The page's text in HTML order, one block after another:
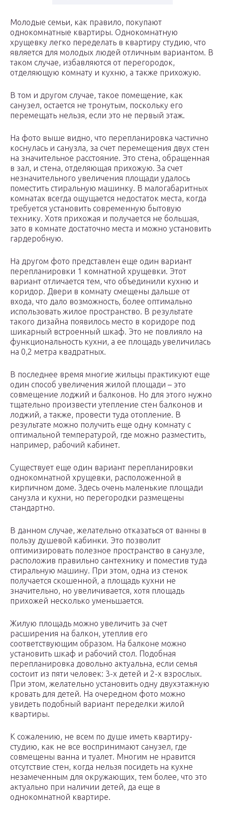
Молодые семьи, как правило, покупают
однокомнатные квартиры. Однокомнатную
хрущевку легко переделать в квартиру студию, что
является для молодых людей отличным вариантом. В
таком случае, избавляются от перегородок,
отделяющую комнату и кухню, а также прихожую.
В том и другом случае, такое помещение, как
санузел, остается не тронутым, поскольку его
перемещать нельзя, если это не первый этаж.
На фото выше видно, что перепланировка частично
коснулась и санузла, за счет перемещения двух стен
на значительное расстояние. Это стена, обращенная
в зал, и стена, отделяющая прихожую. За счет
незначительного увеличения площади удалось
поместить стиральную машинку. В малогабаритных
комнатах всегда ощущается недостаток места, когда
требуется установить современную бытовую
технику. Хотя прихожая и получается не большая,
зато в комнате достаточно места и можно установить
гардеробную.
На другом фото представлен еще один вариант
перепланировки 1 комнатной хрущевки. Этот
вариант отличается тем, что объединили кухню и
коридор. Двери в комнату смещены дальше от
входа, что дало возможность, более оптимально
использовать жилое пространство. В результате
такого дизайна появилось место в коридоре под
шикарный встроенный шкаф. Это не повлияло на
функциональность кухни, а ее площадь увеличилась
на 0,2 метра квадратных.
В последнее время многие жильцы практикуют еще
один способ увеличения жилой площади – это
совмещение лоджий и балконов. Но для этого нужно
тщательно произвести утепление стен балконов и
лоджий, а также, провести туда отопление. В
результате можно получить еще одну комнату с
оптимальной температурой, где можно разместить,
например, рабочий кабинет.
Существует еще один вариант перепланировки
однокомнатной хрущевки, расположенной в
кирпичном доме. Здесь очень маленькие площади
санузла и кухни, но перегородки размещены
стандартно.
В данном случае, желательно отказаться от ванны в
пользу душевой кабинки. Это позволит
оптимизировать полезное пространство в санузле,
расположив правильно сантехнику и поместив туда
стиральную машину. При этом, одна из стенок
получается скошенной, а площадь кухни не
значительно, но увеличивается, хотя площадь
прихожей несколько уменьшается.
Жилую площадь можно увеличить за счет
расширения на балкон, утеплив его
соответствующим образом. На балконе можно
установить шкаф и рабочий стол. Подобная
перепланировка довольно актуальна, если семья
состоит из пяти человек: 3-х детей и 2-х взрослых.
При этом, желательно установить одну двухэтажную
кровать для детей. На очередном фото можно
увидеть подобный вариант переделки жилой
квартиры.
К сожалению, не всем по душе иметь квартиру-
студию, как не все воспринимают санузел, где
совмещены ванна и туалет. Многим не нравится
отсутствие стен, когда нельзя посидеть на кухне
незамеченным для окружающих, тем более, что это
актуально при наличии детей, да еще в
однокомнатной квартире.